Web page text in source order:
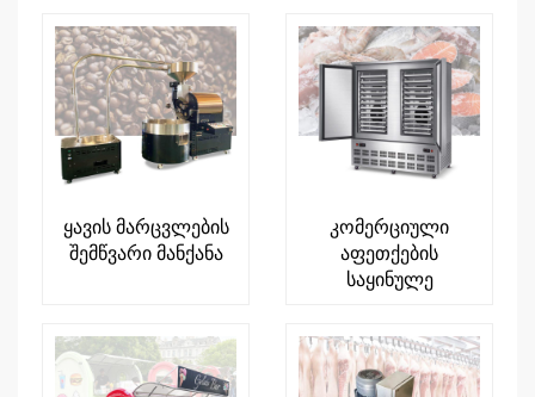
ყავის მარცვლების
შემწვარი მანქანა
კომერციული
აფეთქების
საყინულე